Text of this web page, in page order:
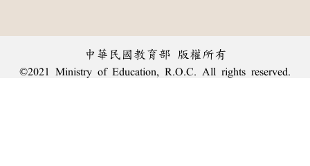
中華民國教育部 版權所有
©2021 Ministry of Education, R.O.C. All rights reserved.